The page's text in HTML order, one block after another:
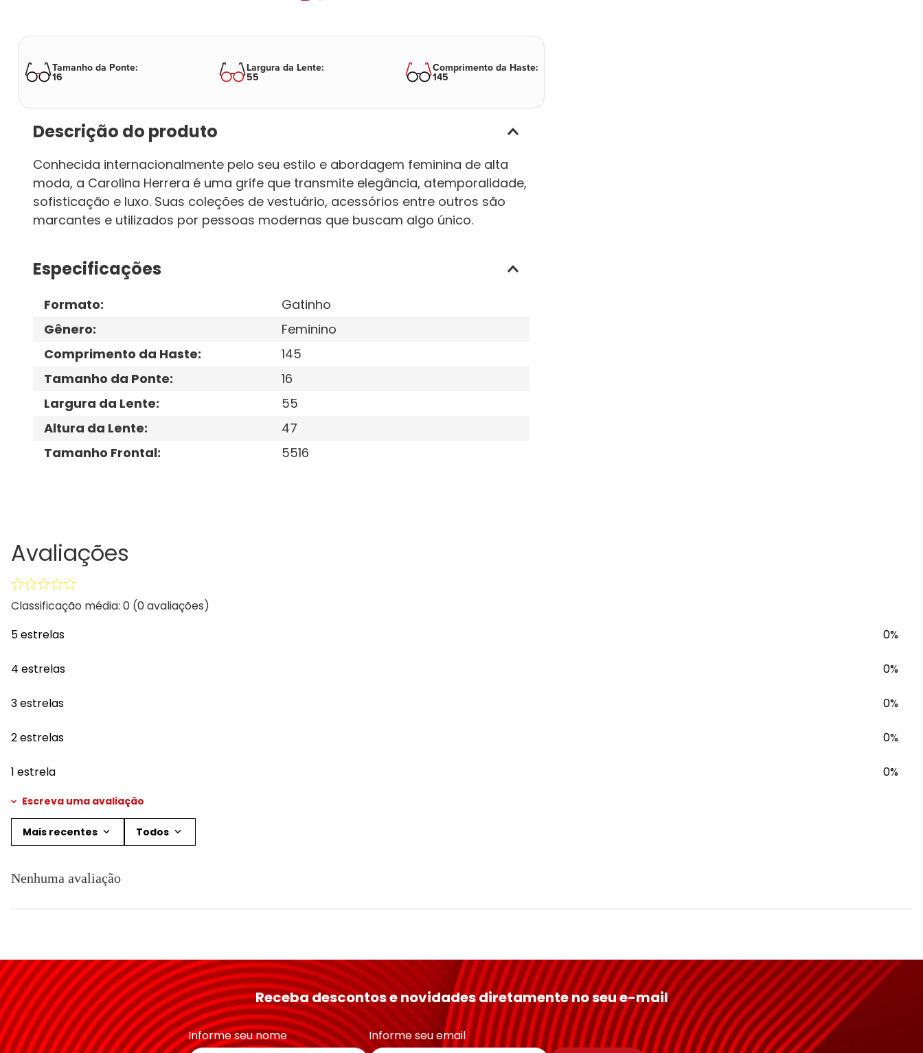
Tamanho da Ponte:
16
Largura da Lente:
55
Comprimento da Haste:
145
Descrição do produto
Conhecida internacionalmente pelo seu estilo e abordagem feminina de alta
moda, a Carolina Herrera é uma grife que transmite elegância, atemporalidade,
sofisticação e luxo. Suas coleções de vestuário, acessórios entre outros são
marcantes e utilizados por pessoas modernas que buscam algo único.
Especificações
Formato:
Gatinho
Gênero:
Feminino
Comprimento da Haste:
145
Tamanho da Ponte:
16
Largura da Lente:
55
Altura da Lente:
47
Tamanho Frontal: 5516
Avaliações
Classificação média: 0 (0 avaliações)
5 estrelas
0%
4 estrelas 0%
3 estrelas 0%
2 estrelas 0%
1 estrela 0%
Escreva uma avaliação
Título
★★★★★
Seu nome
Endereço de email
Mais recentes Todos
Nenhuma avaliação
Receba descontos e novidades diretamente no seu e-mail
Informe seu nome
Informe seu email